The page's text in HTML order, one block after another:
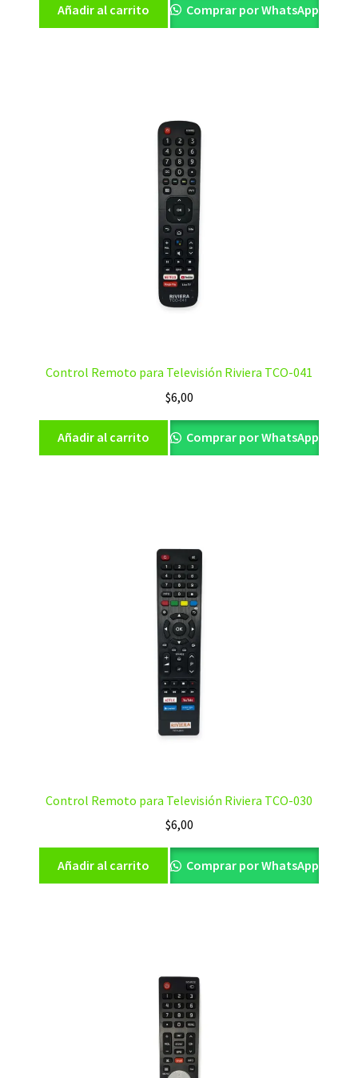
Añadir al carrito Comprar por WhatsApp
Control Remoto para Televisión Riviera TCO-041
$6,00
Añadir al carrito Comprar por WhatsApp
Control Remoto para Televisión Riviera TCO-030
$6,00
Añadir al carrito Comprar por WhatsApp